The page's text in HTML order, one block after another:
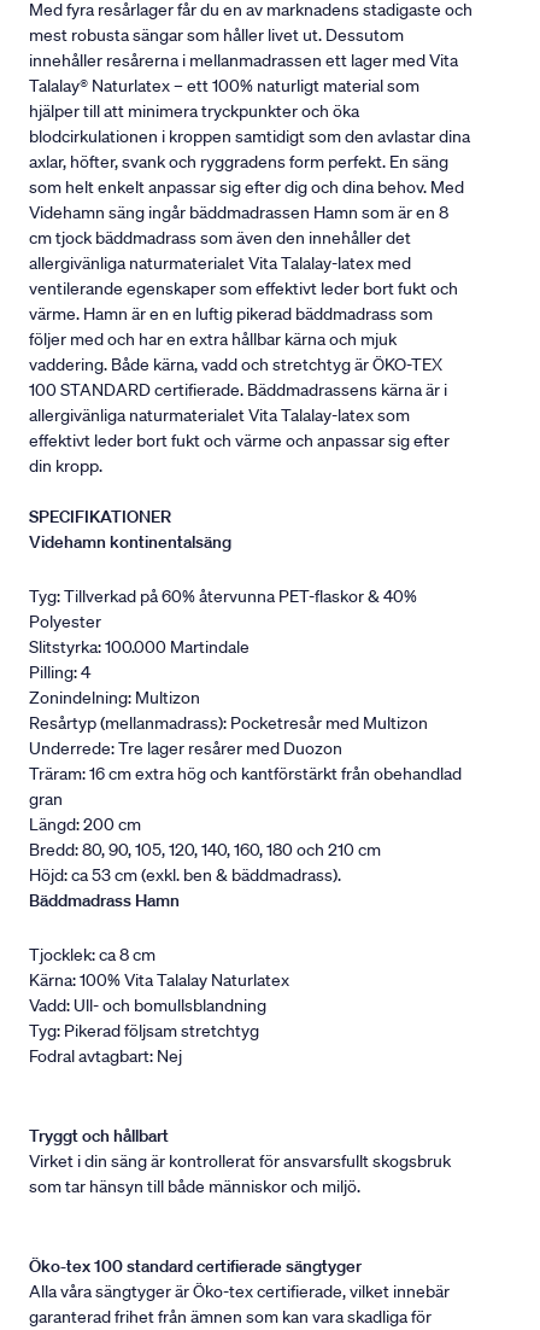
Med fyra resårlager får du en av marknadens stadigaste och
mest robusta sängar som håller livet ut. Dessutom
innehåller resårerna i mellanmadrassen ett lager med Vita
Talalay® Naturlatex – ett 100% naturligt material som
hjälper till att minimera tryckpunkter och öka
blodcirkulationen i kroppen samtidigt som den avlastar dina
axlar, höfter, svank och ryggradens form perfekt. En säng
som helt enkelt anpassar sig efter dig och dina behov. Med
Videhamn säng ingår bäddmadrassen Hamn som är en 8
cm tjock bäddmadrass som även den innehåller det
allergivänliga naturmaterialet Vita Talalay-latex med
ventilerande egenskaper som effektivt leder bort fukt och
värme. Hamn är en en luftig pikerad bäddmadrass som
följer med och har en extra hållbar kärna och mjuk
vaddering. Både kärna, vadd och stretchtyg är ÖKO-TEX
100 STANDARD certifierade. Bäddmadrassens kärna är i
allergivänliga naturmaterialet Vita Talalay-latex som
effektivt leder bort fukt och värme och anpassar sig efter
din kropp.
SPECIFIKATIONER
Videhamn kontinentalsäng
Tyg: Tillverkad på 60% återvunna PET-flaskor & 40%
Polyester
Slitstyrka: 100.000 Martindale
Pilling: 4
Zonindelning: Multizon
Resårtyp (mellanmadrass): Pocketresår med Multizon
Underrede: Tre lager resårer med Duozon
Träram: 16 cm extra hög och kantförstärkt från obehandlad
gran
Längd: 200 cm
Bredd: 80, 90, 105, 120, 140, 160, 180 och 210 cm
Höjd: ca 53 cm (exkl. ben & bäddmadrass).
Bäddmadrass Hamn
Tjocklek: ca 8 cm
Kärna: 100% Vita Talalay Naturlatex
Vadd: Ull- och bomullsblandning
Tyg: Pikerad följsam stretchtyg
Fodral avtagbart: Nej
Tryggt och hållbart
Virket i din säng är kontrollerat för ansvarsfullt skogsbruk
som tar hänsyn till både människor och miljö.
Öko-tex 100 standard certifierade sängtyger
Alla våra sängtyger är Öko-tex certifierade, vilket innebär
garanterad frihet från ämnen som kan vara skadliga för